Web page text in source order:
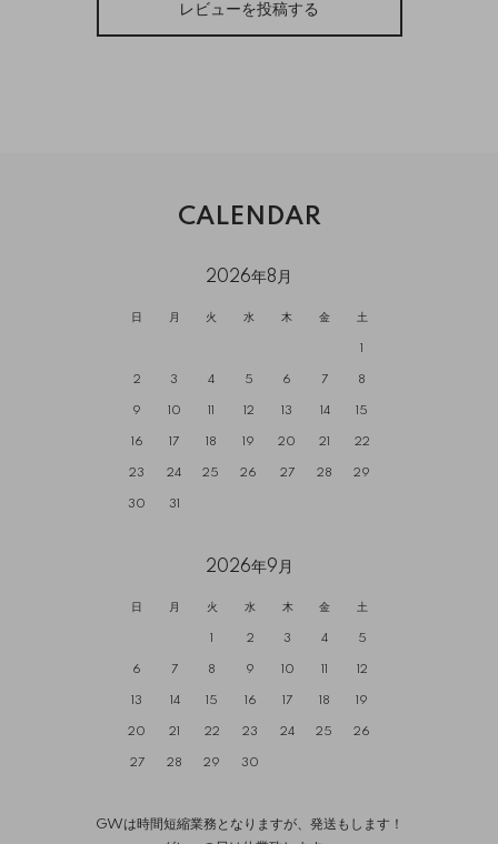
レビューを投稿する
CALENDAR
2026年8月
日 月 火 水 木 金 土
2 3 4 5 6 7 8
9 10 12 13 14 15
16 17 18 19 20 21 22
23 24 25 26 27 28 29
30 31
2026年9月
日 月 火 水 木 金 土
2 3 4 5
6 7 8 9 10 12
13 14 15 16 17 18 19
20 21 22 23 24 25 26
27 28 29 30
GWは時間短縮業務となりますが、発送もします！